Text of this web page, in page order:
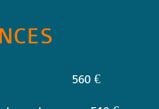
560 €